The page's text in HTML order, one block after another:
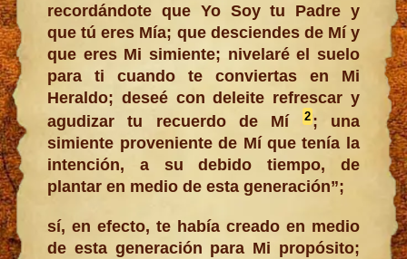
recordándote que Yo Soy tu Padre y
que tú eres Mía; que desciendes de Mí y
que eres Mi simiente; nivelaré el suelo
para ti cuando te conviertas en Mi
Heraldo; deseé con deleite refrescar y
agudizar tu recuerdo de Mí
2; una
simiente proveniente de Mí que tenía la
intención, a su debido tiempo, de
plantar en medio de esta generación”;
sí, en efecto, te había creado en medio
de esta generación para Mi propósito;